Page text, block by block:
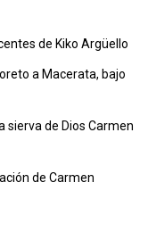
de Kiko Argüello
a Macerata, bajo
sierva de Dios Carmen
de Carmen